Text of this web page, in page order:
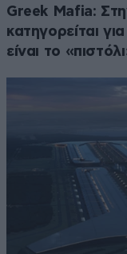
Greek Mafia:
κατηγορείται
είναι το